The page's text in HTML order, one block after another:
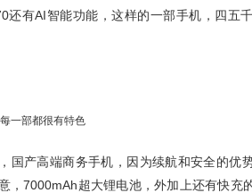
还有AI智能功能，这样的一部手机，四五
国产高端商务手机，因为续航和安全的优
，7000mAh超大锂电池，外加上还有快充